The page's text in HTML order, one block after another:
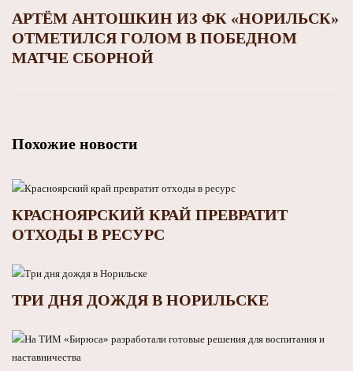
АРТЁМ АНТОШКИН ИЗ ФК «НОРИЛЬСК»
ОТМЕТИЛСЯ ГОЛОМ В ПОБЕДНОМ
МАТЧЕ СБОРНОЙ
Похожие новости
КРАСНОЯРСКИЙ КРАЙ ПРЕВРАТИТ
ОТХОДЫ В РЕСУРС
ТРИ ДНЯ ДОЖДЯ В НОРИЛЬСКЕ